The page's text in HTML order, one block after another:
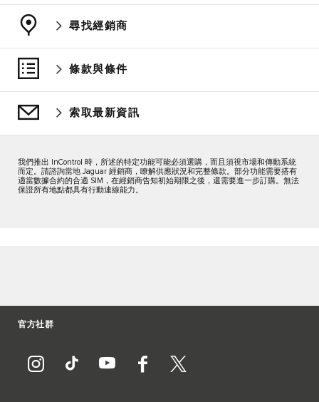
尋找經銷商
條款與條件
索取最新資訊
我們推出 InControl 時，所述的特定功能可能必須選購，而且須視市場和傳動系統
而定。請諮詢當地 Jaguar 經銷商，瞭解供應狀況和完整條款。部分功能需要搭有
適當數據合約的合適 SIM，在經銷商告知初始期限之後，還需要進一步訂購。無法
保證所有地點都具有行動連線能力。
官方社群